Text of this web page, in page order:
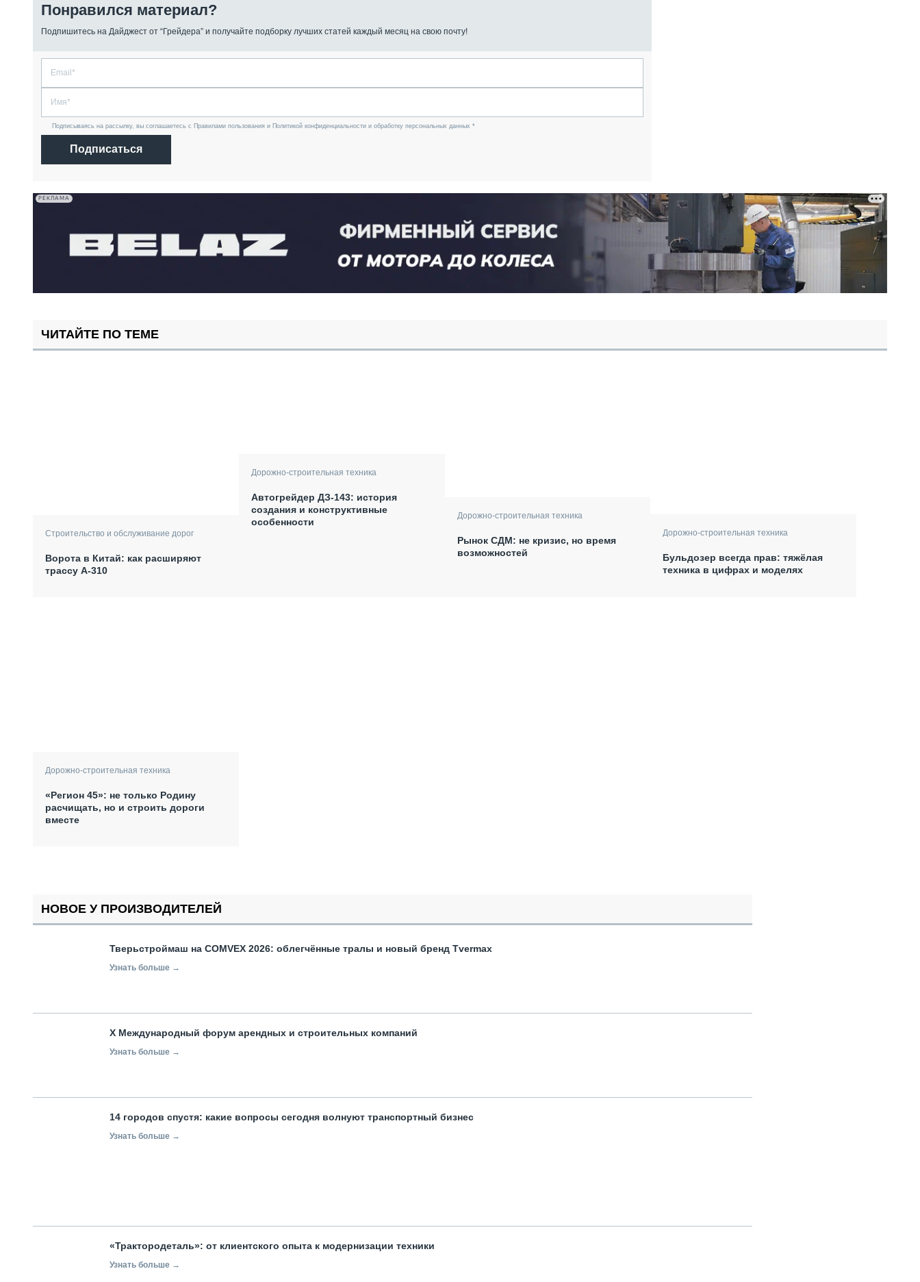
Понравился материал?
Подпишитесь на Дайджест от “Грейдера” и получайте подборку лучших статей каждый месяц на свою почту!
Подписываясь на рассылку, вы соглашаетесь с Правилами пользования и Политикой конфиденциальности и обработку персональных данных *
Подписаться
РЕКЛАМА
ЧИТАЙТЕ ПО ТЕМЕ
Строительство и обслуживание дорог
Ворота в Китай: как расширяют
трассу А-310
Дорожно-строительная техника
Автогрейдер ДЗ-143: история
создания и конструктивные
особенности
Дорожно-строительная техника
Рынок СДМ: не кризис, но время
возможностей
Дорожно-строительная техника
Бульдозер всегда прав: тяжёлая
техника в цифрах и моделях
Дорожно-строительная техника
«Регион 45»: не только Родину
расчищать, но и строить дороги
вместе
НОВОЕ У ПРОИЗВОДИТЕЛЕЙ
Тверьстроймаш на COMVEX 2026: облегчённые тралы и новый бренд Tvermax
Узнать больше →
X Международный форум арендных и строительных компаний
Узнать больше →
14 городов спустя: какие вопросы сегодня волнуют транспортный бизнес
Узнать больше →
«Трактородеталь»: от клиентского опыта к модернизации техники
Узнать больше →